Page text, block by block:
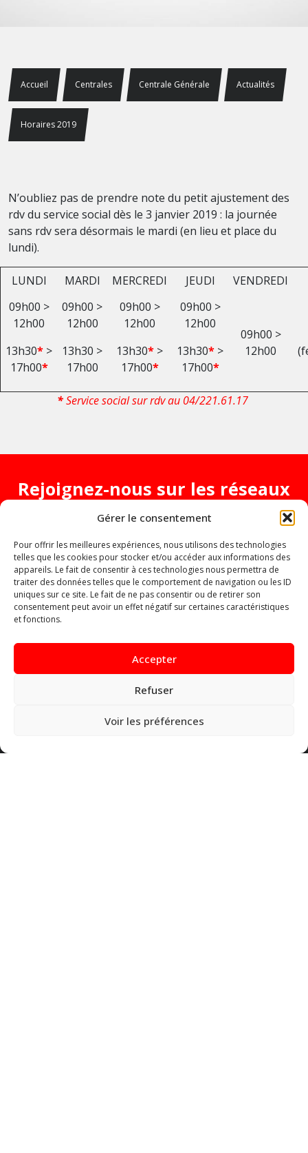
Gérer le consentement
Pour offrir les meilleures expériences, nous utilisons des technologies
telles que les cookies pour stocker et/ou accéder aux informations des
appareils. Le fait de consentir à ces technologies nous permettra de
traiter des données telles que le comportement de navigation ou les ID
uniques sur ce site. Le fait de ne pas consentir ou de retirer son
consentement peut avoir un effet négatif sur certaines caractéristiques
et fonctions.
Accepter
Refuser
Voir les préférences
Accueil Centrales Centrale Générale Actualités
Horaires 2019
N’oubliez pas de prendre note du petit ajustement des
rdv du service social dès le 3 janvier 2019 : la journée
sans rdv sera désormais le mardi (en lieu et place du
lundi).
LUNDI MARDI MERCREDI JEUDI
VENDREDI
09h00 >
12h00
13h30* >
17h00*
09h00 >
12h00
13h30 >
17h00
09h00 >
12h00
13h30* >
17h00*
09h00 >
12h00
13h30* >
17h00*
09h00 >
12h00
*Service social sur rdv au 04/221.61.17
Rejoignez-nous sur les réseaux
sociaux
Les Centrales
Centrale Générale
Métallos Liège Luxembourg